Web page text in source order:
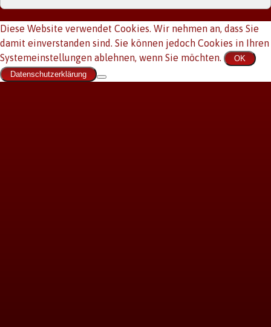
Diese Website verwendet Cookies. Wir nehmen an, dass Sie
damit einverstanden sind. Sie können jedoch Cookies in Ihren
Systemeinstellungen ablehnen, wenn Sie möchten.
OK
Datenschutzerklärung